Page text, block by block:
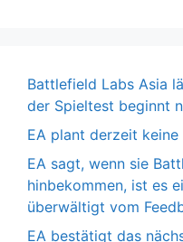
Battlefield Labs Asia
der Spieltest beginnt
EA plant derzeit
EA sagt, wenn sie
hinbekommen, ist es
überwältigt vom
EA bestätigt das